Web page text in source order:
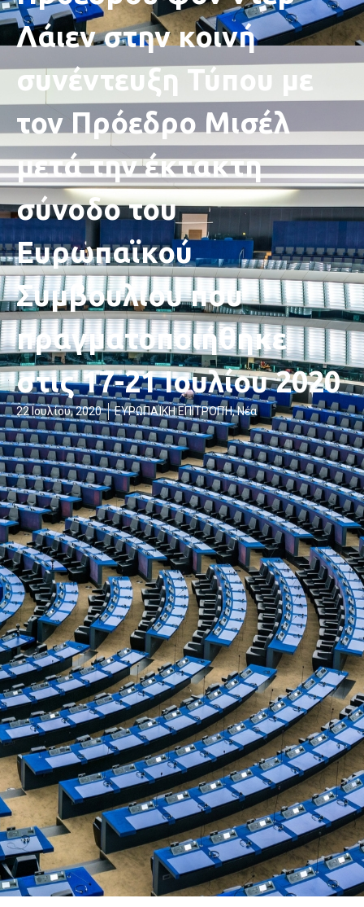
Λάιεν στην κοινή
συνέντευξη Τύπου με
τον Πρόεδρο Μισέλ
μετά την έκτακτη
σύνοδο του
Ευρωπαϊκού
Συμβουλίου που
πραγματοποιήθηκε
στις 17-21 Ιουλίου 2020
22 Ιουλίου, 2020 ΕΥΡΩΠΑΪΚΗ ΕΠΙΤΡΟΠΉ,Νέα